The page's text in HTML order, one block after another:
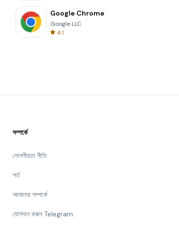
Google Chrome
Google LLC
4.1
সম্পর্কে
গোপনীয়তা নীতি
শর্ত
আমাদের সম্পর্কে
যোগদান করুন Telegram